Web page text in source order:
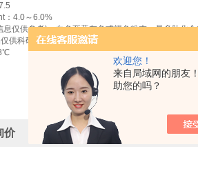
欢迎您！
来自局域网的朋友
助您的吗？
： 4.0～6.0%
息仅供参考)：白色至黄灰色或褐色粉末，是多肽化
供科研，不得用于其它用途
价